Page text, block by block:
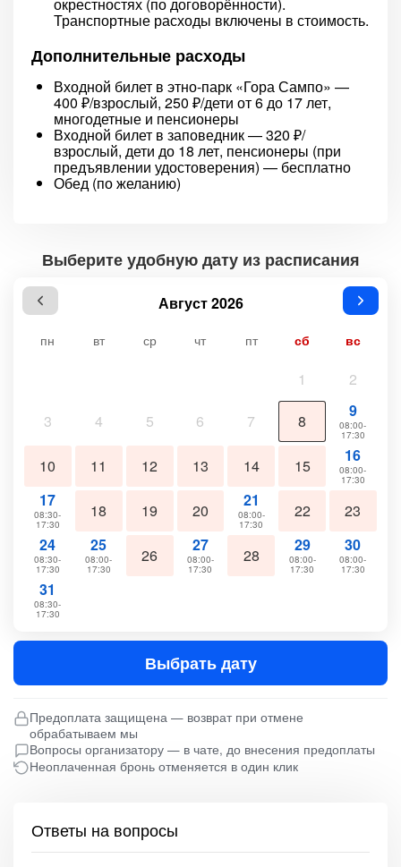
Транспортные расходы включены в стоимость.
Дополнительные расходы
Входной билет в этно-парк «Гора Сампо» —
400 ₽/взрослый, 250 ₽/дети от 6 до 17 лет,
многодетные и пенсионеры
Входной билет в заповедник — 320 ₽/
взрослый, дети до 18 лет, пенсионеры (при
предъявлении удостоверения) — бесплатно
Обед (по желанию)
Выберите удобную дату из расписания
Август 2026
пн вт ср чт пт сб вс
1 2
3 4 5 6 7 8
9
08:00-
17:30
10 11 12 13 14 15
16
08:00-
17:30
17
08:30-
17:30
18 19 20
21
08:00-
17:30
22
23
24
08:30-
17:30
25
08:00-
17:30
26
27
08:00-
17:30
28
29
08:00-
17:30
30
08:00-
17:30
31
08:30-
17:30
Выбрать дату
Предоплата защищена — возврат при отмене
обрабатываем мы
Вопросы организатору — в чате, до внесения предоплаты
Неоплаченная бронь отменяется в один клик
Ответы на вопросы